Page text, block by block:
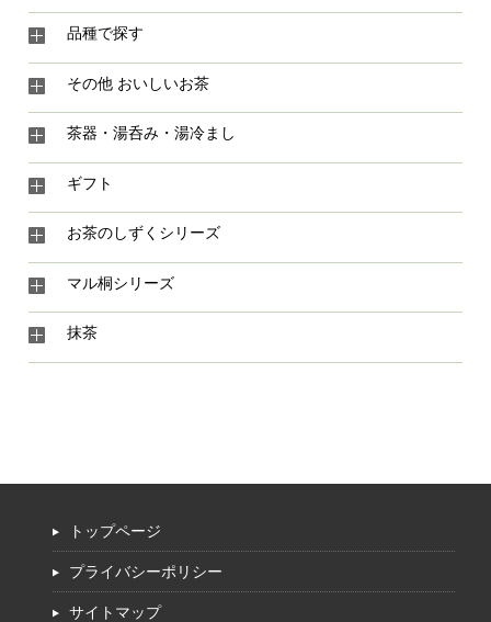
品種で探す
その他 おいしいお茶
茶器・湯呑み・湯冷まし
ギフト
お茶のしずくシリーズ
マル桐シリーズ
抹茶
トップページ
プライバシーポリシー
サイトマップ